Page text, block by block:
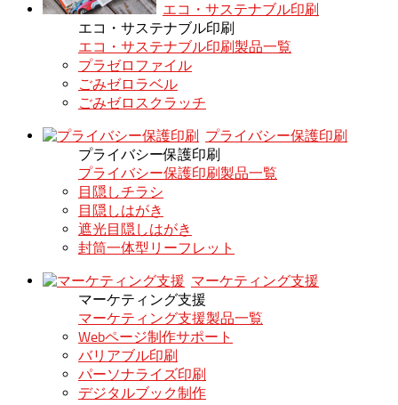
エコ・サステナブル印刷
エコ・サステナブル印刷
エコ・サステナブル印刷製品一覧
プラゼロファイル
ごみゼロラベル
ごみゼロスクラッチ
プライバシー保護印刷
プライバシー保護印刷
プライバシー保護印刷製品一覧
目隠しチラシ
目隠しはがき
遮光目隠しはがき
封筒一体型リーフレット
マーケティング支援
マーケティング支援
マーケティング支援製品一覧
Webページ制作サポート
バリアブル印刷
パーソナライズ印刷
デジタルブック制作